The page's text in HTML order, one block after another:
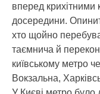
вперед крихітними
досередини.
хто щойно
таємнича й
київському метро
Вокзальна,